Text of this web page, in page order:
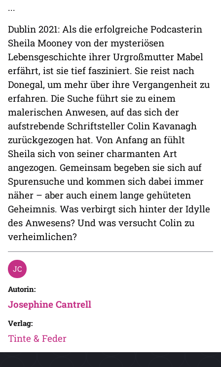
...
Dublin 2021: Als die erfolgreiche Podcasterin
Sheila Mooney von der mysteriösen
Lebensgeschichte ihrer Urgroßmutter Mabel
erfährt, ist sie tief fasziniert. Sie reist nach
Donegal, um mehr über ihre Vergangenheit zu
erfahren. Die Suche führt sie zu einem
malerischen Anwesen, auf das sich der
aufstrebende Schriftsteller Colin Kavanagh
zurückgezogen hat. Von Anfang an fühlt
Sheila sich von seiner charmanten Art
angezogen. Gemeinsam begeben sie sich auf
Spurensuche und kommen sich dabei immer
näher – aber auch einem lange gehüteten
Geheimnis. Was verbirgt sich hinter der Idylle
des Anwesens? Und was versucht Colin zu
verheimlichen?
Autorin:
Josephine Cantrell
Verlag:
Tinte & Feder